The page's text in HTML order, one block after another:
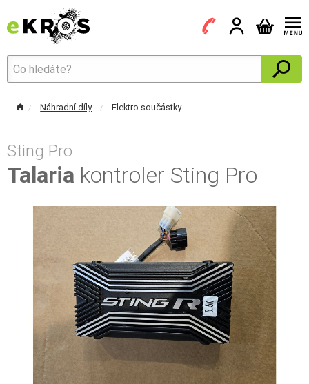
Náhradní díly Elektro součástky
Sting Pro
Talaria kontroler Sting Pro